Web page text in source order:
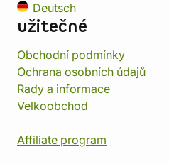
Deutsch
užitečné
Obchodní podmínky
Ochrana osobních údajů
Rady a informace
Velkoobchod
Affiliate program